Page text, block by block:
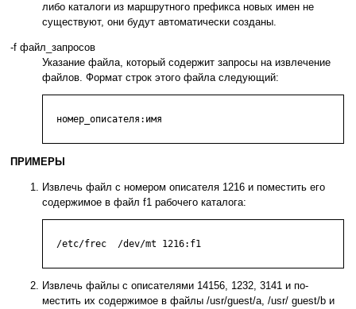
либо каталоги из маршрутного префикса новых имен не
существуют, они будут автоматически созданы.
-f файл_запросов
Указание файла, который содержит запросы на извлечение
файлов. Формат строк этого файла следующий:
  номер_описателя:имя
ПРИМЕРЫ
Извлечь файл с номером описателя 1216 и поместить его
содержимое в файл f1 рабочего каталога:
  /etc/frec  /dev/mt 1216:f1
Извлечь файлы с описателями 14156, 1232, 3141 и по-
местить их содержимое в файлы /usr/guest/a, /usr/ guest/b и